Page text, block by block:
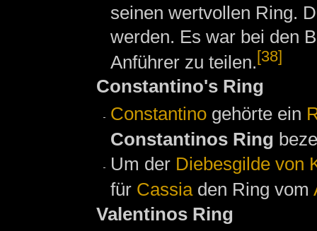
seinen wertvollen Ring.
werden. Es war bei den
Anführer zu teilen.[38]
Constantino's Ring
Constantino gehörte ein
Constantinos Ring
Um der Diebesgilde von
für Cassiaden Ring vom
Valentinos Ring